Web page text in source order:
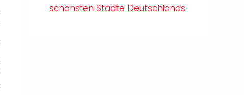
schönsten Städte Deutschlands